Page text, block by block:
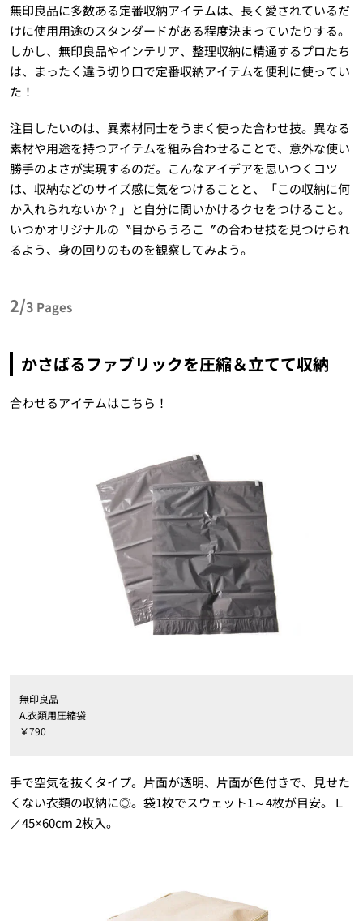
無印良品に多数ある定番収納アイテムは、長く愛されているだ
けに使用用途のスタンダードがある程度決まっていたりする。
しかし、無印良品やインテリア、整理収納に精通するプロたち
は、まったく違う切り口で定番収納アイテムを便利に使ってい
た！
注目したいのは、異素材同士をうまく使った合わせ技。異なる
素材や用途を持つアイテムを組み合わせることで、意外な使い
勝手のよさが実現するのだ。こんなアイデアを思いつくコツ
は、収納などのサイズ感に気をつけることと、「この収納に何
か入れられないか？」と自分に問いかけるクセをつけること。
いつかオリジナルの〝目からうろこ〞の合わせ技を見つけられ
るよう、身の回りのものを観察してみよう。
2/3 Pages
かさばるファブリックを圧縮＆立てて収納
合わせるアイテムはこちら！
無印良品
A.衣類用圧縮袋
￥790
手で空気を抜くタイプ。片面が透明、片面が色付きで、見せた
くない衣類の収納に◎。袋1枚でスウェット1～4枚が目安。Ｌ
／45×60cm 2枚入。